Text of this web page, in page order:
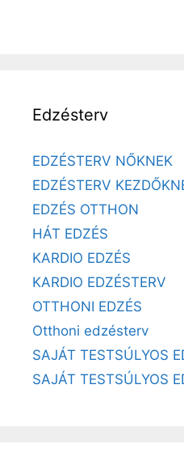
Edzésterv
EDZÉSTERV NŐKNEK
EDZÉSTERV
EDZÉS OTTHON
HÁT EDZÉS
KARDIO EDZÉS
KARDIO EDZÉSTERV
OTTHONI EDZÉS
Otthoni edzésterv
SAJÁT TESTSÚLYOS
SAJÁT TESTSÚLYOS